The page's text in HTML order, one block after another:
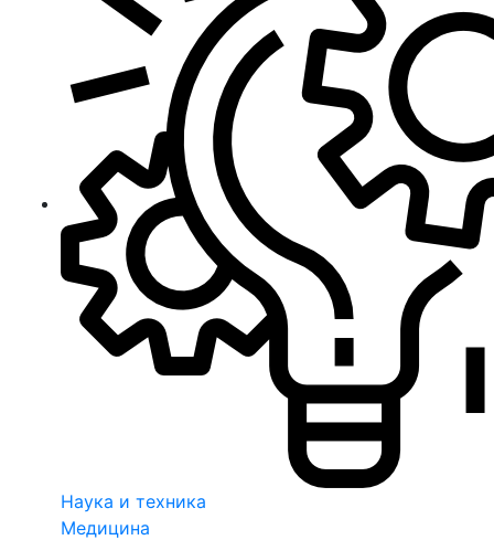
Наука и техника
Медицина